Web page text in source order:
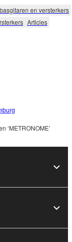
en versterkers
Articles
‘METRONOME’